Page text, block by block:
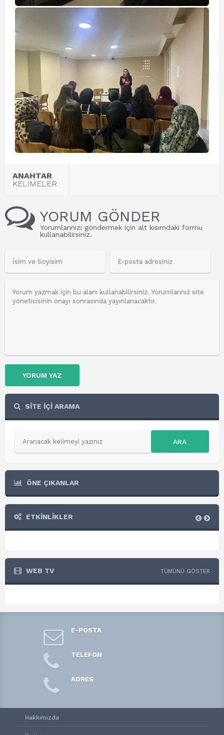
ANAHTAR
KELİMELER
YORUM GÖNDER
Yorumlarınızı göndermek için alt kısımdaki formu
kullanabilirsiniz.
YORUM YAZ
SİTE İÇİ ARAMA
ARA
ÖNE ÇIKANLAR
ETKİNLİKLER
WEB TV TÜMÜNÜ GÖSTER
E-POSTA
TELEFON
ADRES
Hakkımızda